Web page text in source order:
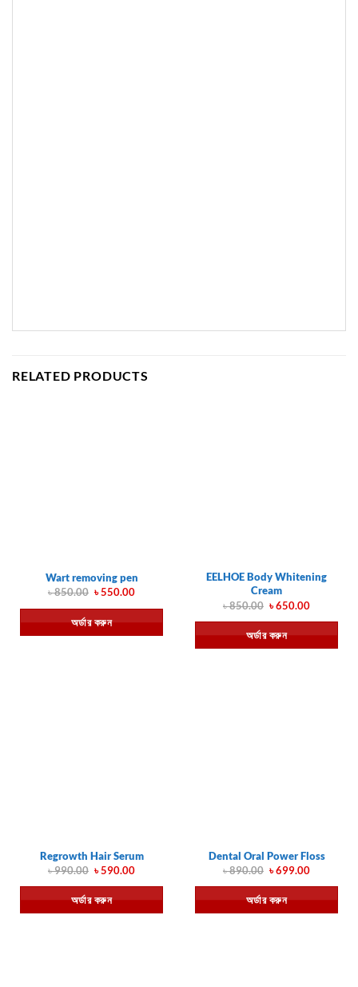
RELATED PRODUCTS
Wart removing pen
৳850.00 Original
was:
৳ 850.00.
৳550.00Current
is:
৳ 550.00.
অর্ডার করুন
EELHOE Body Whitening
Cream
৳850.00 Original
was:
৳ 850.00.
৳650.00Current
is:
৳ 650.00.
অর্ডার করুন
Regrowth Hair Serum
৳990.00 Original
was:
৳ 990.00.
৳590.00Current
is:
৳ 590.00.
অর্ডার করুন
Dental Oral Power Floss
৳890.00 Original
was:
৳ 890.00.
৳699.00Current
is:
৳ 699.00.
অর্ডার করুন